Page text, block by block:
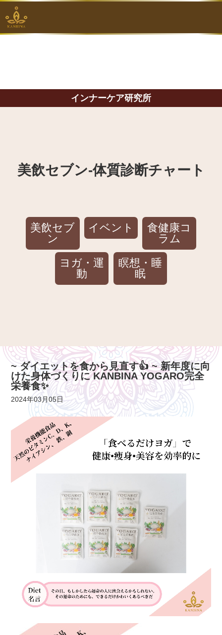
インナーケア研究所
美飲セブン‐体質診断チャート
美飲セブ
ン
イベント
食健康コ
ラム
ヨガ・運
動
瞑想・睡
眠
~ ダイエットを食から見直す👍 ~ 新年度に向
けた身体づくりに KANBINA YOGARO完全
栄養食✨
2024年03月05日